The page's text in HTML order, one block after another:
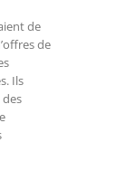
de
de
Ils